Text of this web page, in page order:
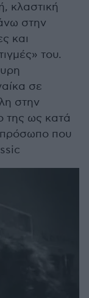
κλαστική
στην
και
του.
σε
στην
της ως κατά
που